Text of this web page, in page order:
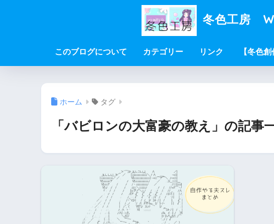
冬色工房
このブログについて カテゴリー リンク 【冬色創
ホーム タグ
「バビロンの大富豪の教え」の記事